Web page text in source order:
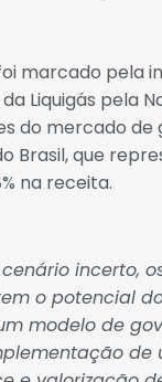
marcado pela
Liquigás pela
do mercado de
Brasil, que
na receita.
incerto,
o potencial
modelo de
de